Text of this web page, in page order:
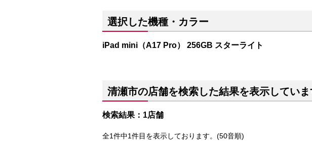
選択した機種・カラー
iPad mini（A17 Pro） 256GB スターライト
清瀬市の店舗を検索した結果を表示していま
検索結果：1店舗
全1件中1件目を表示しております。(50音順)